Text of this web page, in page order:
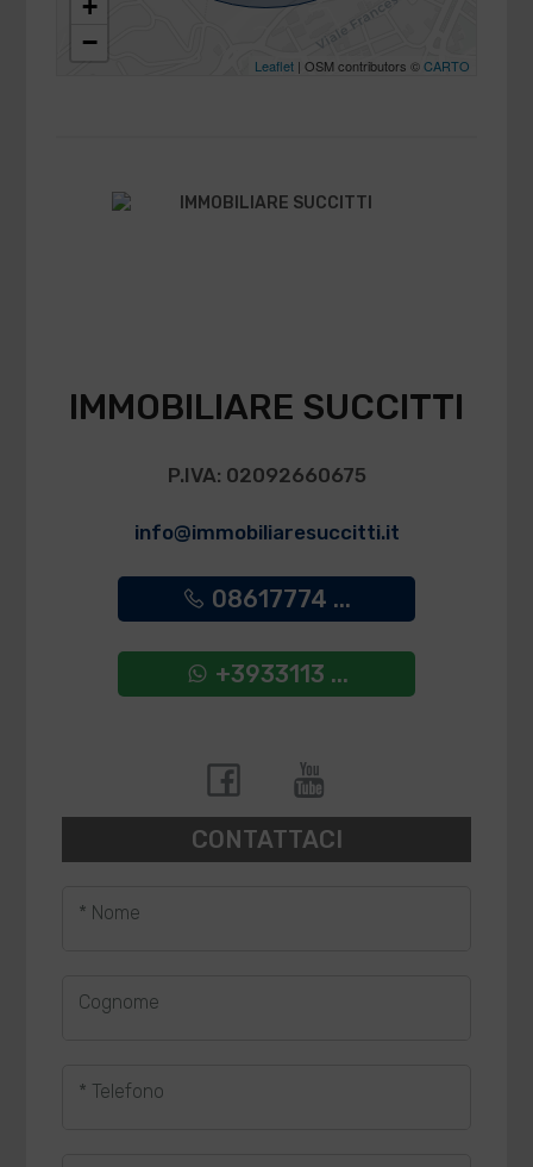
+
−
Leaflet| OSM contributors ©CARTO
IMMOBILIARE SUCCITTI
P.IVA: 02092660675
info@immobiliaresuccitti.it
08617774 ...
+3933113 ...
CONTATTACI
* Nome
Cognome
* Telefono